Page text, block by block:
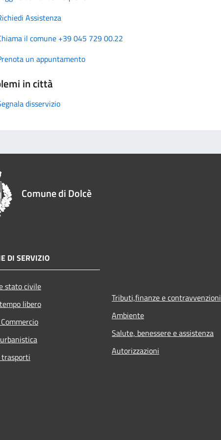
Assistenza
il comune +39 045 729 00.22
un appuntamento
in città
disservizio
Comune di Dolcè
DI SERVIZIO
stato civile
libero
Tributi,finanze e contravvenzioni
Ambiente
Salute, benessere e assistenza
Autorizzazioni